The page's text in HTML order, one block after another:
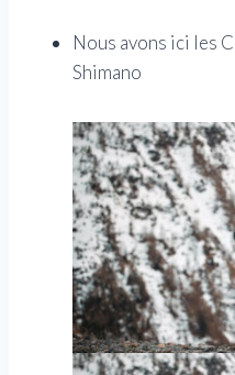
Nous avons ici les
Shimano